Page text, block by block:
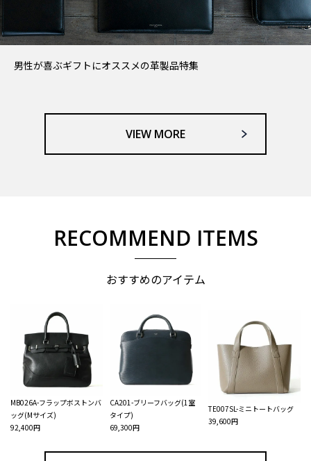
男性が喜ぶギフトにオススメの革製品特集
VIEW MORE
RECOMMEND ITEMS
おすすめのアイテム
MB026A-フラップボストンバ
ッグ(Mサイズ)
92,400円
CA201-ブリーフバッグ(1室
タイプ)
69,300円
TE007SL-ミニトートバッグ
39,600円